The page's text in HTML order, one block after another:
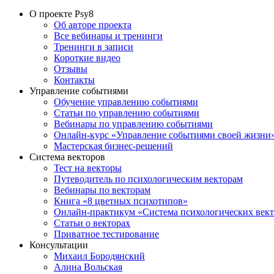
О проекте Psy8
Об авторе проекта
Все вебинары и тренинги
Тренинги в записи
Короткие видео
Отзывы
Контакты
Управление событиями
Обучение управлению событиями
Статьи по управлению событиями
Вебинары по управлению событиями
Онлайн-курс «Управление событиями своей
Мастерская бизнес-решений
Система векторов
Тест на векторы
Путеводитель по психологическим векторам
Вебинары по векторам
Книга «8 цветных психотипов»
Онлайн-практикум «Система психологических
Статьи о векторах
Приватное тестирование
Консультации
Михаил Бородянский
Алина Вольская